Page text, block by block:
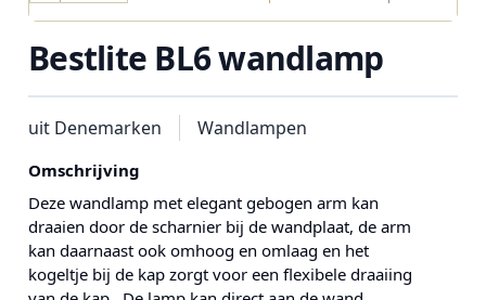
Bestlite BL6 wandlamp
uit Denemarken Wandlampen
Omschrijving
Deze wandlamp met elegant gebogen arm kan
draaien door de scharnier bij de wandplaat, de arm
kan daarnaast ook omhoog en omlaag en het
kogeltje bij de kap zorgt voor een flexibele draaiing